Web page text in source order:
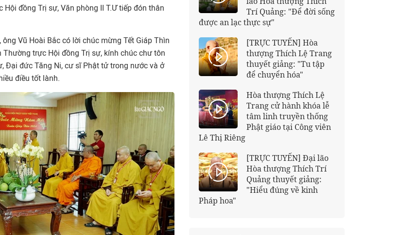
đồng Trị sự, Văn phòng II T.Ư tiếp đón thân
Vũ Hoài Bắc có lời chúc mừng Tết Giáp Thìn
trực Hội đồng Trị sự, kính chúc chư tôn
Đại đức Tăng Ni, cư sĩ Phật tử trong nước và ở
điều tốt lành.
Trí Quảng: "Để đời sống
được an lạc thực sự"
[TRỰC TUYẾN] Hòa
thượng Thích Lệ Trang
thuyết giảng: "Tu tập
để chuyển hóa"
Hòa thượng Thích Lệ
Trang cử hành khóa lễ
tâm linh truyền thống
Phật giáo tại Công viên
Lê Thị Riêng
[TRỰC TUYẾN] Đại lão
Hòa thượng Thích Trí
Quảng thuyết giảng:
"Hiểu đúng về kinh
Pháp hoa"